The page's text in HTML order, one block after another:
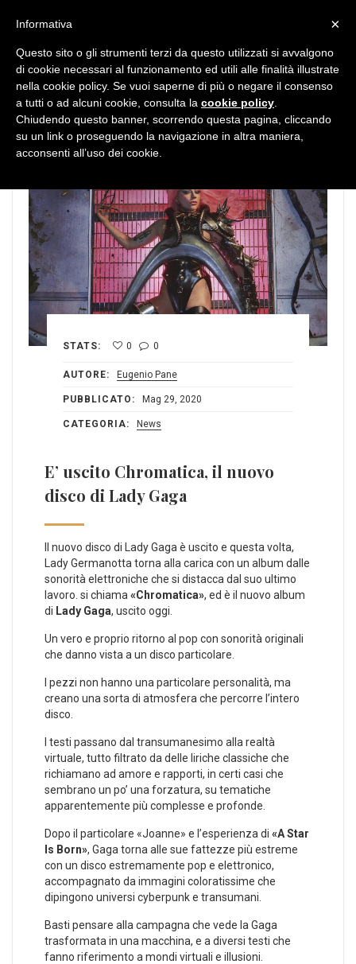
STATS: 0 0
AUTORE: Eugenio Pane
PUBBLICATO: Mag 29, 2020
CATEGORIA: News
E’ uscito Chromatica, il nuovo
disco di Lady Gaga
Il nuovo disco di Lady Gaga è uscito e questa volta,
Lady Germanotta torna alla carica con un album dalle
sonorità elettroniche che si distacca dal suo ultimo
lavoro. si chiama«Chromatica», ed è il nuovo album
di Lady Gaga, uscito oggi.
Un vero e proprio ritorno al pop con sonorità originali
che danno vista a un disco particolare.
I pezzi non hanno una particolare personalità, ma
creano una sorta di atmosfera che percorre l’intero
disco.
I testi passano dal transumanesimo alla realtà
virtuale, tutto filtrato da delle liriche classiche che
richiamano ad amore e rapporti, in certi casi che
sembrano un po’ una forzatura, su tematiche
apparentemente più complesse e profonde.
Dopo il particolare «Joanne» e l’esperienza di «A Star
Is Born», Gaga torna alle sue fattezze più estreme
con un disco estremamente pop e elettronico,
accompagnato da immagini coloratissime che
dipingono universi cyberpunk e transumani.
Basti pensare alla campagna che vede la Gaga
trasformata in una macchina, e a diversi testi che
fanno riferimento a mondi virtuali e illusioni.
×
Informativa
Questo sito o gli strumenti terzi da questo utilizzati si avvalgono
di cookie necessari al funzionamento ed utili alle finalità illustrate
nella cookie policy. Se vuoi saperne di più o negare il consenso
a tutti o ad alcuni cookie, consulta la cookie policy
Chiudendo questo banner, scorrendo questa pagina, cliccando
su un link o proseguendo la navigazione in altra maniera,
acconsenti all’uso dei cookie.